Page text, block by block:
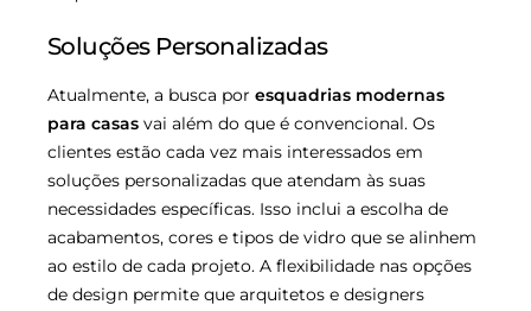
Soluções Personalizadas
Atualmente, a busca por esquadrias modernas
para casas vai além do que é convencional. Os
clientes estão cada vez mais interessados em
soluções personalizadas que atendam às suas
necessidades específicas. Isso inclui a escolha de
acabamentos, cores e tipos de vidro que se alinhem
ao estilo de cada projeto. A flexibilidade nas opções
de design permite que arquitetos e designers